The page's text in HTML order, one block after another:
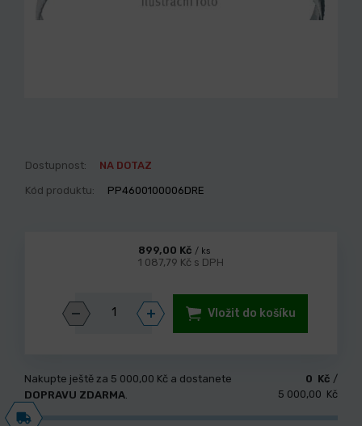
Dostupnost: NA DOTAZ
Kód produktu: PP4600100006DRE
899,00 Kč / ks
1 087,79 Kč s DPH
Vložit do košíku
Nakupte ještě za 5 000,00 Kč a dostanete
DOPRAVU ZDARMA.
0 Kč /
5 000,00 Kč